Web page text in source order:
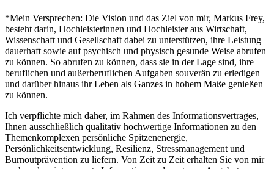
*Mein Versprechen: Die Vision und das Ziel von mir, Markus Frey,
besteht darin, Hochleisterinnen und Hochleister aus Wirtschaft,
Wissenschaft und Gesellschaft dabei zu unterstützen, ihre Leistung
dauerhaft sowie auf psychisch und physisch gesunde Weise abrufen
zu können. So abrufen zu können, dass sie in der Lage sind, ihre
beruflichen und außerberuflichen Aufgaben souverän zu erledigen
und darüber hinaus ihr Leben als Ganzes in hohem Maße genießen
zu können.
Ich verpflichte mich daher, im Rahmen des Informationsvertrages,
Ihnen ausschließlich qualitativ hochwertige Informationen zu den
Themenkomplexen persönliche Spitzenenergie,
Persönlichkeitsentwicklung, Resilienz, Stressmanagement und
Burnoutprävention zu liefern. Von Zeit zu Zeit erhalten Sie von mir